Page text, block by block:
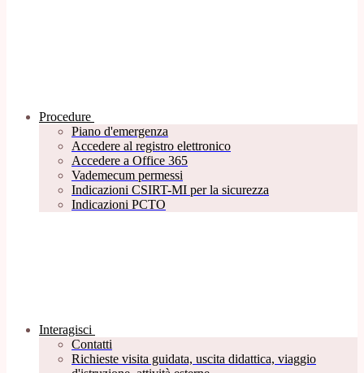
Procedure
Piano d'emergenza
Accedere al registro elettronico
Accedere a Office 365
Vademecum permessi
Indicazioni CSIRT-MI per la sicurezza
Indicazioni PCTO
Interagisci
Contatti
Richieste visita guidata, uscita didattica, viaggio